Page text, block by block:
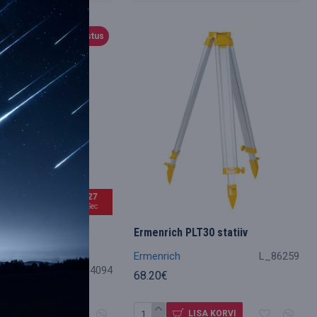
Soodustus
26
Sec
L_84094
TWR5 torni
Ermenrich L_86259
Ermenrich PLT30 statiiv
68.20€
LISA KORVI